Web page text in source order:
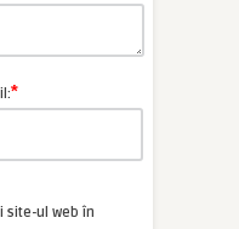
*
site-ul web în